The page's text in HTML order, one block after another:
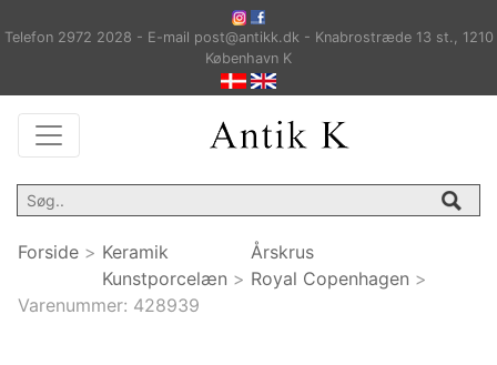
Telefon 2972 2028 - E-mail post@antikk.dk - Knabrostræde 13 st., 1210
København K
Forside > Keramik
Kunstporcelæn >
Årskrus
Royal Copenhagen >
Varenummer: 428939